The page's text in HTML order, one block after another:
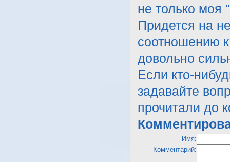
не только моя
Придется на
соотношению
довольно
Если кто-
задавайте
прочитали до
Имя:
Комментарий: